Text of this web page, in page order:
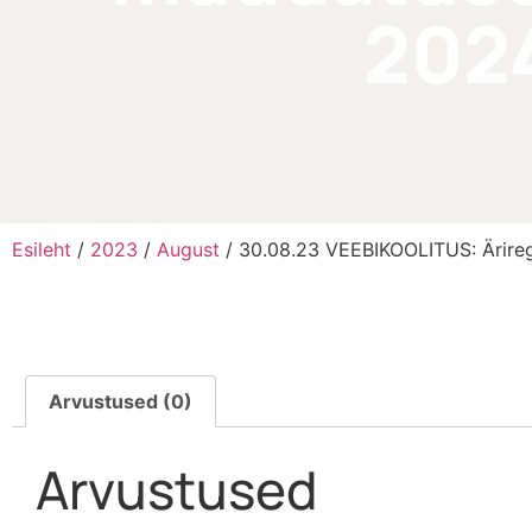
Esileht / 2023 / August / 30.08.23 VEEBIKOOLITUS:
Arvustused (0)
Arvustused